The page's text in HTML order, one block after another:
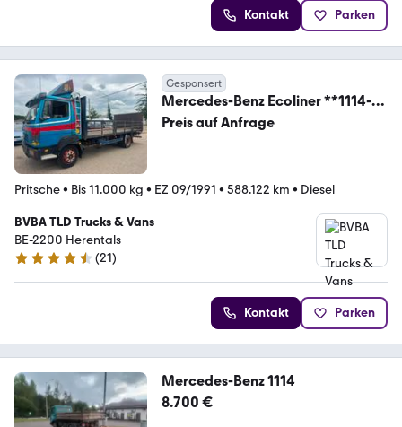
Kontakt Parken
Gesponsert
Mercedes-Benz Ecoliner **1114-
BELGIAN ORIGINE-FULL STEEL**
Preis auf Anfrage
Pritsche• Bis 11.000 kg • EZ 09/1991 • 588.122 km • Diesel
BVBA TLD Trucks & Vans
BE-2200 Herentals
4.5 Sterne
(21)
Kontakt Parken
Mercedes-Benz 1114
8.700 €